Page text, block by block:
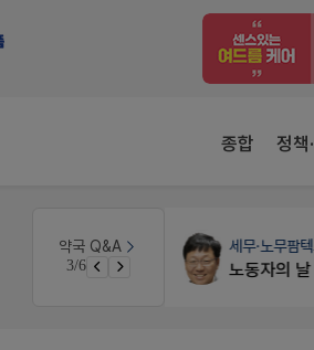
종합 정책
약국 Q&A
3/6 약국 개국 대출 어떻게 받아야할지 어렵습니다
세무·노무팜